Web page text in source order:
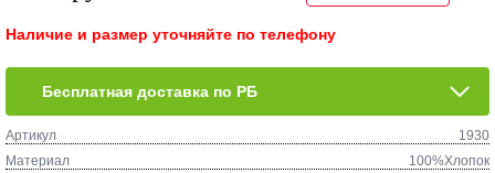
Наличие и размер уточняйте по телефону
Бесплатная доставка по РБ
Артикул
1930
Материал
100%Хлопок